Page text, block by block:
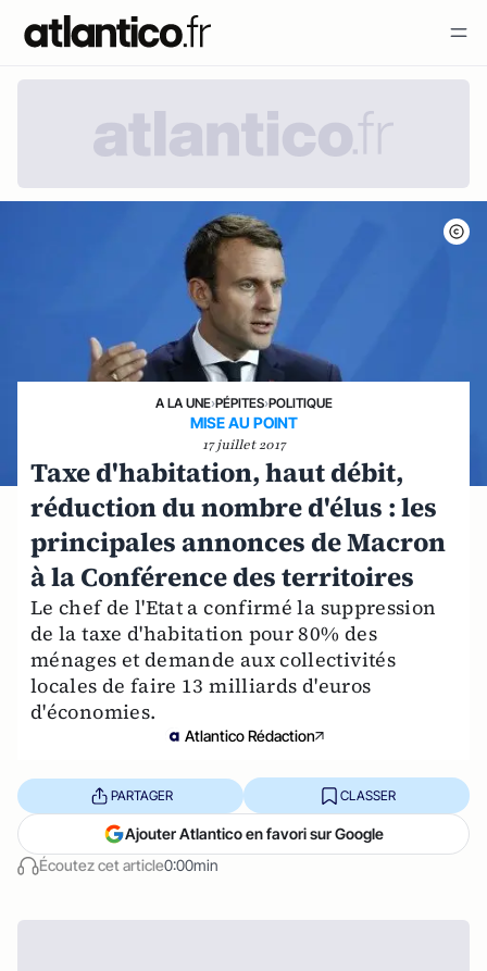
A LA UNE›PÉPITES›POLITIQUE
MISE AU POINT
17 juillet 2017
Taxe d'habitation, haut débit,
réduction du nombre d'élus : les
principales annonces de Macron
à la Conférence des territoires
Le chef de l'Etat a confirmé la suppression
de la taxe d'habitation pour 80% des
ménages et demande aux collectivités
locales de faire 13 milliards d'euros
d'économies.
Atlantico Rédaction
Écoutez cet article0:00min
PARTAGER CLASSER
Ajouter Atlantico en favori sur Google